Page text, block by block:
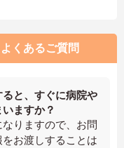
くあるご質問
と、すぐに病院や
ますか？
りますので、お問
お渡しすることは